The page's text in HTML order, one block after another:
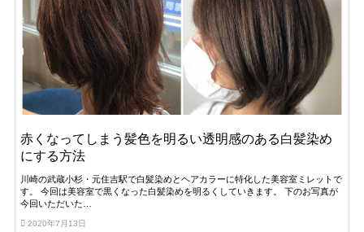
赤くなってしまう髪色を明るい透明感のある白髪染め
にする方法
川崎の武蔵小杉・元住吉駅で白髪染めとヘアカラーに特化した美容室ミレットで
す。 今回は美容室で黒くなった白髪染めを明るくしていきます。 下のお写真が
今回いただいた…
2020年7月13日